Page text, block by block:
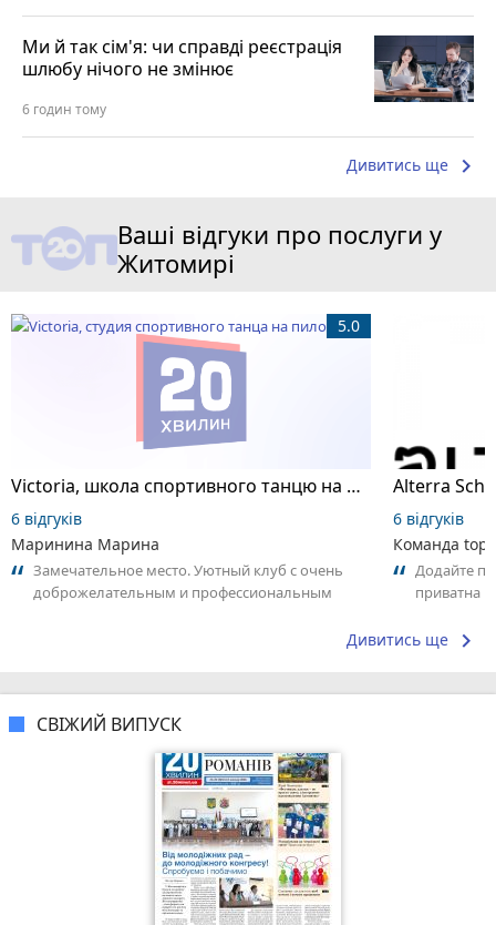
Ми й так сім'я: чи справді реєстрація
шлюбу нічого не змінює
6 годин тому
Дивитись ще keyboard_arrow_right
Ваші відгуки про послуги у
Житомирі
Victoria, школа спортивного танцю на пілоні
5.0
6 відгуків
Маринина Марина
Замечательное место. Уютный клуб с очень
доброжелательным и профессиональным
6 відгуків
Команда
Додайте
приватна
Дивитись ще keyboard_arrow_right
СВІЖИЙ ВИПУСК